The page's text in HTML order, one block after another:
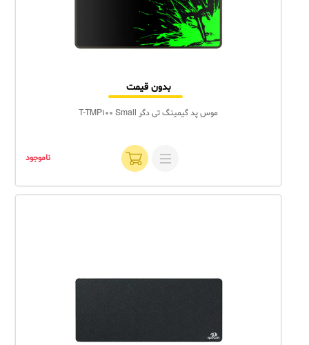
بدون قیمت
موس پد گیمینگ تی دگر T-TMP100 Small
ناموجود